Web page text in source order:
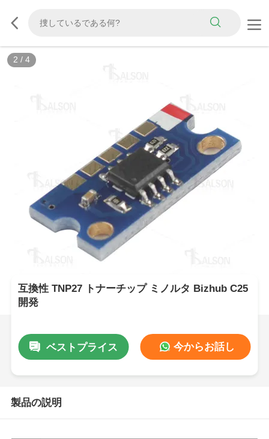
2 / 4
互換性 TNP27 トナーチップ ミノルタ Bizhub C25
開発
ベストプライス 今からお話し
製品の説明